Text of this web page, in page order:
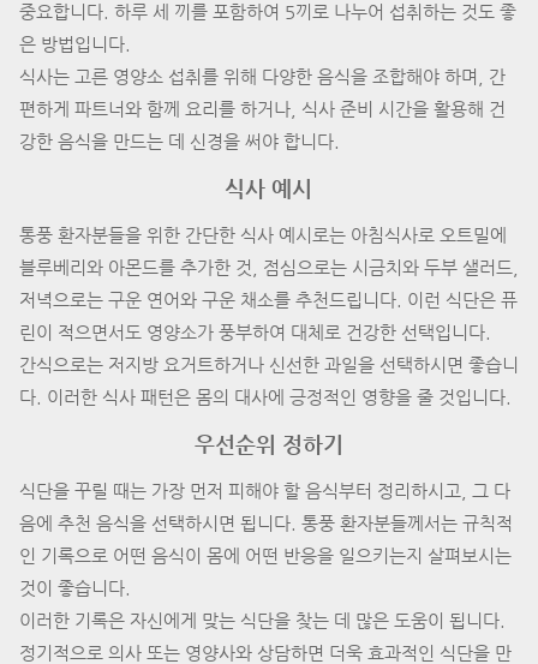
중요합니다. 하루 세 끼를 포함하여 5끼로 나누어 섭취하는 것도 좋
은 방법입니다.
식사는 고른 영양소 섭취를 위해 다양한 음식을 조합해야 하며, 간
편하게 파트너와 함께 요리를 하거나, 식사 준비 시간을 활용해 건
강한 음식을 만드는 데 신경을 써야 합니다.
식사 예시
통풍 환자분들을 위한 간단한 식사 예시로는 아침식사로 오트밀에
블루베리와 아몬드를 추가한 것, 점심으로는 시금치와 두부 샐러드,
저녁으로는 구운 연어와 구운 채소를 추천드립니다. 이런 식단은 퓨
린이 적으면서도 영양소가 풍부하여 대체로 건강한 선택입니다.
간식으로는 저지방 요거트하거나 신선한 과일을 선택하시면 좋습니
다. 이러한 식사 패턴은 몸의 대사에 긍정적인 영향을 줄 것입니다.
우선순위 정하기
식단을 꾸릴 때는 가장 먼저 피해야 할 음식부터 정리하시고, 그 다
음에 추천 음식을 선택하시면 됩니다. 통풍 환자분들께서는 규칙적
인 기록으로 어떤 음식이 몸에 어떤 반응을 일으키는지 살펴보시는
것이 좋습니다.
이러한 기록은 자신에게 맞는 식단을 찾는 데 많은 도움이 됩니다.
정기적으로 의사 또는 영양사와 상담하면 더욱 효과적인 식단을 만